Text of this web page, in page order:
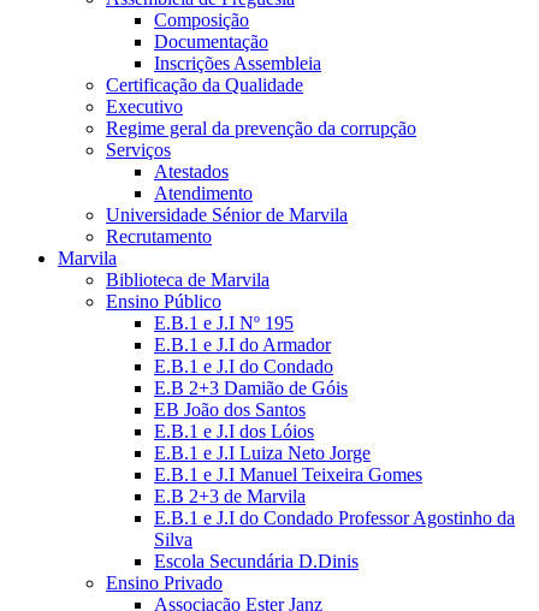
Composição
Documentação
Inscrições Assembleia
Certificação da Qualidade
Executivo
Regime geral da prevenção da corrupção
Serviços
Atestados
Atendimento
Universidade Sénior de Marvila
Recrutamento
Marvila
Biblioteca de Marvila
Ensino Público
E.B.1 e J.I Nº 195
E.B.1 e J.I do Armador
E.B.1 e J.I do Condado
E.B 2+3 Damião de Góis
EB João dos Santos
E.B.1 e J.I dos Lóios
E.B.1 e J.I Luiza Neto Jorge
E.B.1 e J.I Manuel Teixeira Gomes
E.B 2+3 de Marvila
E.B.1 e J.I do Condado Professor Agostinho da
Silva
Escola Secundária D.Dinis
Ensino Privado
Associação Ester Janz